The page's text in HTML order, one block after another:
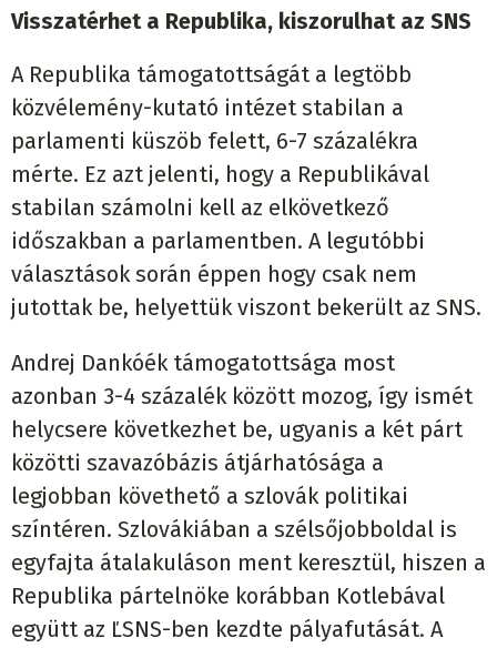
Visszatérhet a Republika, kiszorulhat az SNS
A Republika támogatottságát a legtöbb
közvélemény-kutató intézet stabilan a
parlamenti küszöb felett, 6-7 százalékra
mérte. Ez azt jelenti, hogy a Republikával
stabilan számolni kell az elkövetkező
időszakban a parlamentben. A legutóbbi
választások során éppen hogy csak nem
jutottak be, helyettük viszont bekerült az SNS.
Andrej Dankóék támogatottsága most
azonban 3-4 százalék között mozog, így ismét
helycsere következhet be, ugyanis a két párt
közötti szavazóbázis átjárhatósága a
legjobban követhető a szlovák politikai
színtéren. Szlovákiában a szélsőjobboldal is
egyfajta átalakuláson ment keresztül, hiszen a
Republika pártelnöke korábban Kotlebával
együtt az ĽSNS-ben kezdte pályafutását. A